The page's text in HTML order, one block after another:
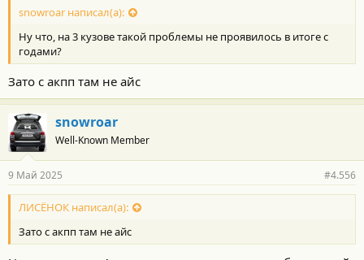
snowroar написал(а):
Ну что, на 3 кузове такой проблемы не проявилось в итоге с
годами?
Зато с акпп там не айс
snowroar
Well-Known Member
9 Май 2025 #4.556
ЛИСЁНОК написал(а):
Зато с акпп там не айс